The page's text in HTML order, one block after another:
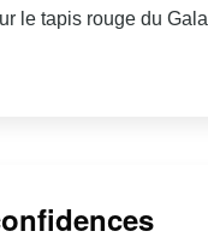
le tapis rouge du Gala